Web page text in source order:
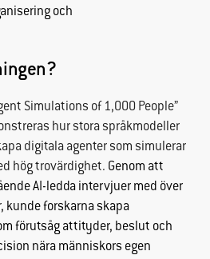
och
Simulations of 1,000 People”
hur stora språkmodeller
digitala agenter som simulerar
hög trovärdighet. Genom att
AI-ledda intervjuer med över
kunde forskarna skapa
förutsåg attityder, beslut och
nära människors egen
För att vi ska
kunna
förbättra
hemsidans
funktionalitet
och
uppbyggnad,
baserat på
hur